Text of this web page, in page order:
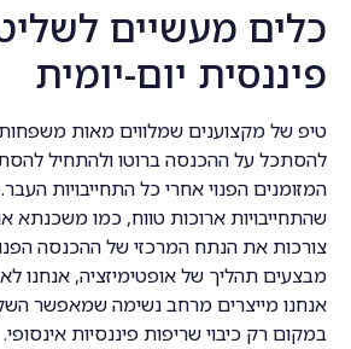
כלים מעשיים
פיננסית יום-יומית
טיפ של מקצוענים שמלווים מאות
להסתכל על ההכנסה ברוטו ולהתחיל
המזומנים הפנוי אחרי כל התחייבויות
שהתחייבויות ארוכות טווח, כמו משכנתא
צורכות את הנתח המרכזי של ההכנסה
מבצעים תהליך של אופטימיזציה, אנחנו
אנחנו מייצרים מרחב נשימה שמאפשר
במקום רק כיבוי שריפות פיננסיות אינסופי.